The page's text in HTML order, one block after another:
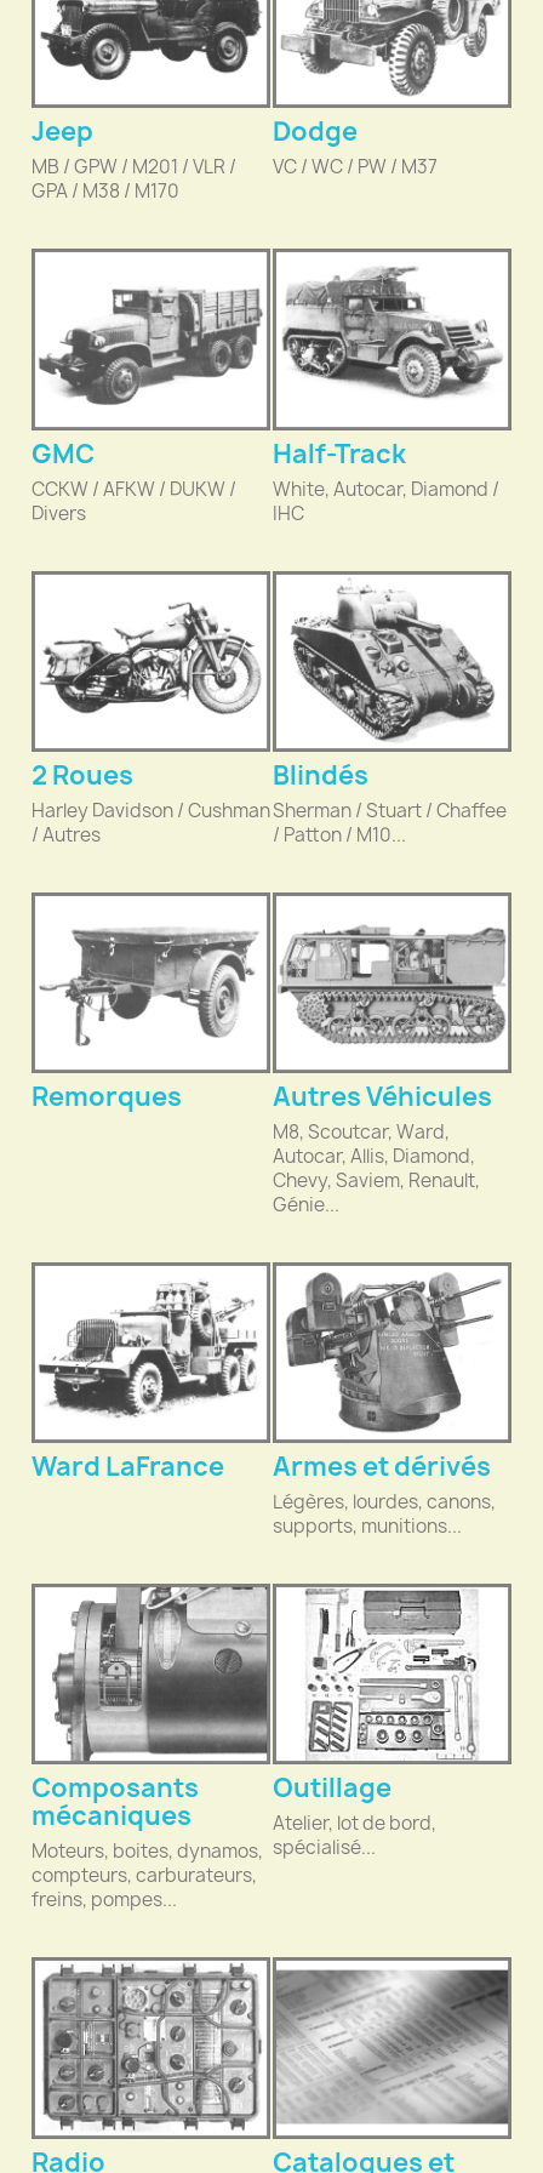
Jeep
MB / GPW / M201 / VLR /
GPA / M38 / M170
Dodge
VC / WC / PW / M37
GMC
CCKW / AFKW / DUKW /
Divers
Half-Track
White, Autocar, Diamond /
IHC
2 Roues
Harley Davidson / Cushman
/ Autres
Blindés
Sherman / Stuart / Chaffee
/ Patton / M10...
Remorques Autres Véhicules
M8, Scoutcar, Ward,
Autocar, Allis, Diamond,
Chevy, Saviem, Renault,
Génie...
Ward LaFrance Armes et dérivés
Légères, lourdes, canons,
supports, munitions...
Composants
mécaniques
Moteurs, boites, dynamos,
compteurs, carburateurs,
freins, pompes...
Outillage
Atelier, lot de bord,
spécialisé...
Radio Catalogues et